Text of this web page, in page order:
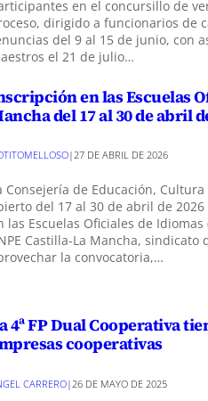
en el concursillo de
dirigido a funcionarios de
del 9 al 15 de junio, con
el 21 de julio…
en las Escuelas
del 17 al 30 de abril
|27 DE ABRIL DE 2026
Consejería de Educación,
del 17 al 30 de abril de
las Escuelas Oficiales de
Castilla-La Mancha,
la convocatoria,…
4ª FP Dual Cooperativa
cooperativas
CARRERO| 26 DE MAYO DE 2025